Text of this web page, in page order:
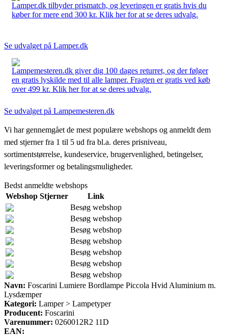
Lamper.dk tilbyder prismatch, og leveringen er gratis hvis du
køber for mere end 300 kr. Klik her for at se deres udvalg.
Se udvalget på Lamper.dk
Lampemesteren.dk giver dig 100 dages returret, og der følger
en gratis lyskilde med til alle lamper. Fragten er gratis ved køb
over 499 kr. Klik her for at se deres udvalg.
Se udvalget på Lampemesteren.dk
Vi har gennemgået de mest populære webshops og anmeldt dem
med stjerner fra 1 til 5 ud fra bl.a. deres prisniveau,
sortimentstørrelse, kundeservice, brugervenlighed, betingelser,
leveringsformer og betalingsmuligheder.
Bedst anmeldte webshops
Webshop Stjerner
Link
Besøg webshop
Besøg webshop
Besøg webshop
Besøg webshop
Besøg webshop
Besøg webshop
Besøg webshop
Navn: Foscarini Lumiere Bordlampe Piccola Hvid Aluminium m.
Lysdæmper
Kategori: Lamper > Lampetyper
Producent: Foscarini
Varenummer: 0260012R2 11D
EAN: